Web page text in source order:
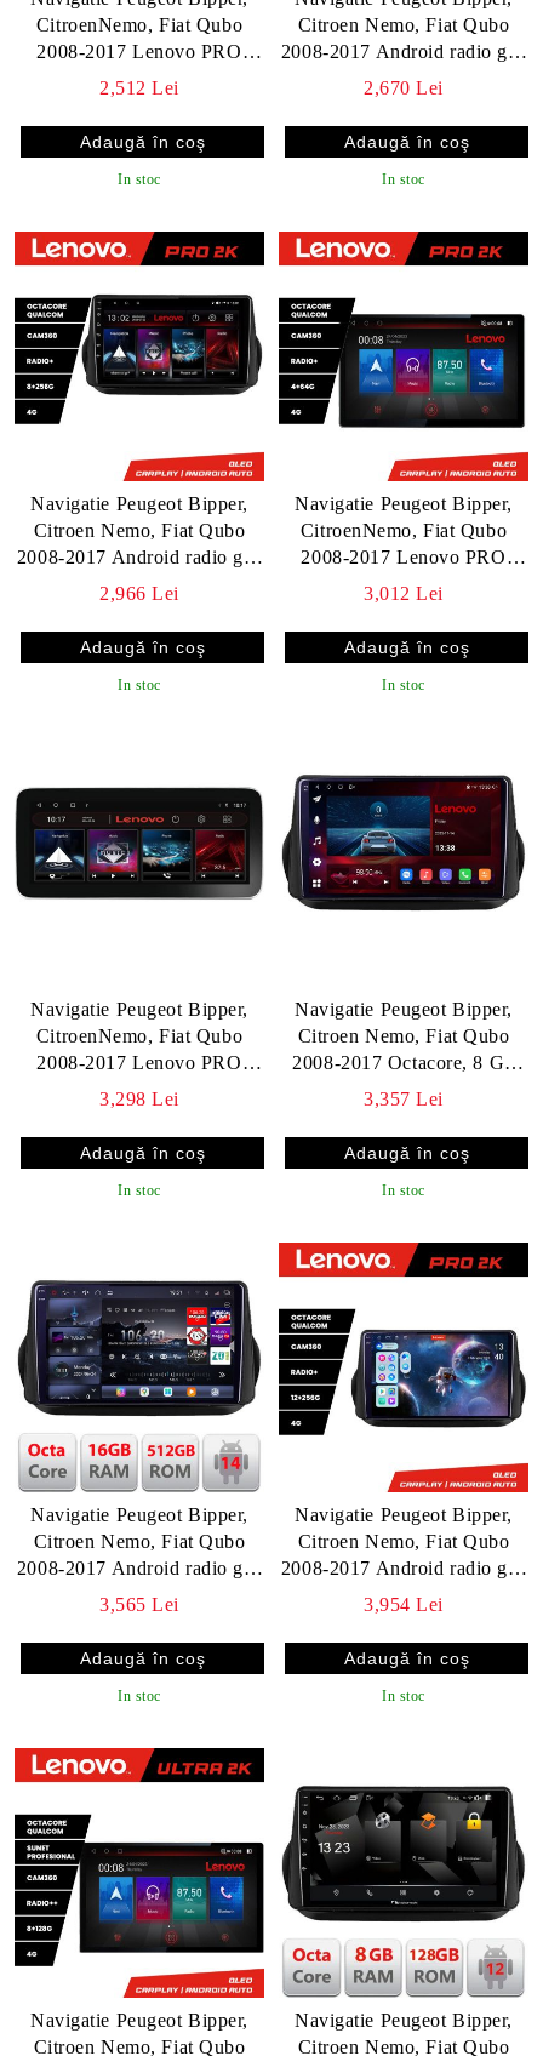
CitroenNemo, Fiat Qubo
2008-2017 Lenovo PRO
4+64 12.3 inch qled android
bipper v1
2,512 Lei
In stoc
Citroen Nemo, Fiat Qubo
2008-2017 Android radio gps
internet 8 core QLED
v1
2,670 Lei
In stoc
Navigatie Peugeot Bipper,
Citroen Nemo, Fiat Qubo
2008-2017 Android radio gps
internet 8 core QLED 2K
2,966 Lei
In stoc
Navigatie Peugeot Bipper,
CitroenNemo, Fiat Qubo
2008-2017 Lenovo PRO
4+64 13 inch 2K android 4G
v1
3,012 Lei
In stoc
Navigatie Peugeot Bipper,
CitroenNemo, Fiat Qubo
2008-2017 Lenovo PRO
8+256 12.3 inch qled android
bipper v1
3,298 Lei
In stoc
Navigatie Peugeot Bipper,
Citroen Nemo, Fiat Qubo
2008-2017 Octacore, 8 Gb
RAM, 128 Gb Hdd, 4G, Qled
360,Bluetooth E510-PRO-2K
v1
3,357 Lei
In stoc
Navigatie Peugeot Bipper,
Citroen Nemo, Fiat Qubo
2008-2017 Android radio gps
internet 8 core QLED 2K
3,565 Lei
In stoc
Navigatie Peugeot Bipper,
Citroen Nemo, Fiat Qubo
2008-2017 Android radio gps
internet 8 core QLED 2K
3,954 Lei
In stoc
Navigatie Peugeot Bipper,
Citroen Nemo, Fiat Qubo
Navigatie Peugeot Bipper,
Citroen Nemo, Fiat Qubo